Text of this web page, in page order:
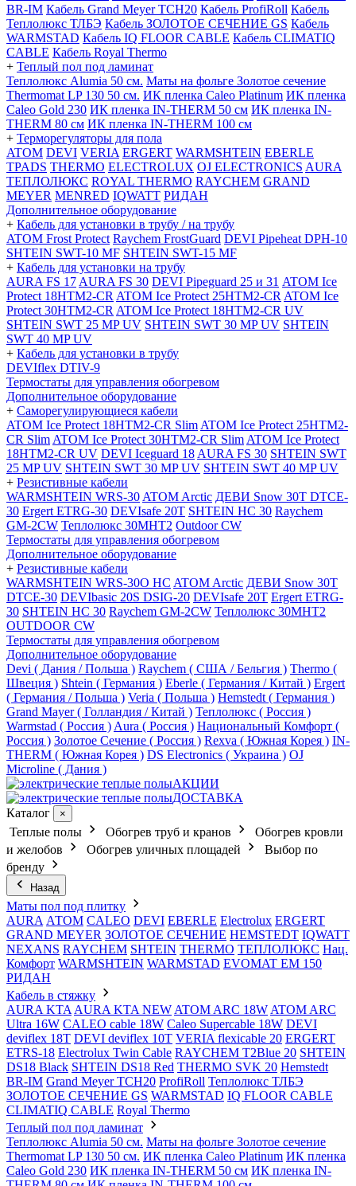
BR-IM Кабель Grand Meyer TCH20 Кабель ProfiRoll Кабель
Теплолюкс ТЛБЭ Кабель ЗОЛОТОЕ СЕЧЕНИЕ GS Кабель
WARMSTAD Кабель IQ FLOOR CABLE Кабель CLIMATIQ
CABLE Кабель Royal Thermo
+ Теплый пол под ламинат
Теплолюкс Alumia 50 см. Маты на фольге Золотое сечение
Thermomat LP 130 50 cм. ИК пленка Caleo Platinum ИК пленка
Caleo Gold 230 ИК пленка IN-THERM 50 см ИК пленка IN-
THERM 80 см ИК пленка IN-THERM 100 см
+ Терморегуляторы для пола
ATOM DEVI VERIA ERGERT WARMSHTEIN EBERLE
TPADS THERMO ELECTROLUX OJ ELECTRONICS AURA
ТЕПЛОЛЮКС ROYAL THERMO RAYCHEM GRAND
MEYER MENRED IQWATT РИДАН
Дополнительное оборудование
+ Кабель для установки в трубу / на трубу
ATOM Frost Protect Raychem FrostGuard DEVI Pipeheat DPH-10
SHTEIN SWT-10 MF SHTEIN SWT-15 MF
+ Кабель для установки на трубу
AURA FS 17 AURA FS 30 DEVI Pipeguard 25 и 31 ATOM Ice
Protect 18HTM2-CR ATOM Ice Protect 25HTM2-CR ATOM Ice
Protect 30HTM2-CR ATOM Ice Protect 18HTM2-CR UV
SHTEIN SWT 25 MP UV SHTEIN SWT 30 MP UV SHTEIN
SWT 40 MP UV
+ Кабель для установки в трубу
DEVIflex DTIV-9
Термостаты для управления обогревом
Дополнительное оборудование
+ Саморегулирующиеся кабели
ATOM Ice Protect 18HTM2-CR Slim ATOM Ice Protect 25HTM2-
CR Slim ATOM Ice Protect 30HTM2-CR Slim ATOM Ice Protect
18HTM2-CR UV DEVI Iceguard 18 AURA FS 30 SHTEIN SWT
25 MP UV SHTEIN SWT 30 MP UV SHTEIN SWT 40 MP UV
+ Резистивные кабели
WARMSHTEIN WRS-30 ATOM Arctic ДЕВИ Snow 30T DTCE-
30 Ergert ETRG-30 DEVIsafe 20T SHTEIN HC 30 Raychem
GM-2CW Теплолюкс 30МНТ2 Outdoor CW
Термостаты для управления обогревом
Дополнительное оборудование
+ Резистивные кабели
WARMSHTEIN WRS-30O HC ATOM Arctic ДЕВИ Snow 30T
DTCE-30 DEVIbasic 20S DSIG-20 DEVIsafe 20T Ergert ETRG-
30 SHTEIN HC 30 Raychem GM-2CW Теплолюкс 30МНТ2
OUTDOOR CW
Термостаты для управления обогревом
Дополнительное оборудование
Devi ( Дания / Польша ) Raychem ( США / Бельгия ) Thermo (
Швеция ) Shtein ( Германия ) Eberle ( Германия / Китай ) Ergert
( Германия / Польша ) Veria ( Польша ) Hemstedt ( Германия )
Grand Mayer ( Голландия / Китай ) Теплолюкс ( Россия )
Warmstad ( Россия ) Aura ( Россия ) Национальный Комфорт (
Россия ) Золотое Сечение ( Россия ) Rexva ( Южная Корея ) IN-
THERM ( Южная Корея ) DS Electronics ( Украина ) OJ
Microline ( Дания )
АКЦИИ
ДОСТАВКА
Каталог
×
Теплые полы Обогрев труб и кранов
Обогрев кровли
и желобов
Обогрев уличных площадей
Выбор по
бренду
Назад
Маты пол под плитку
AURA АТОМ CALEO DEVI EBERLE Electrolux ERGERT
GRAND MEYER ЗОЛОТОЕ СЕЧЕНИЕ HEMSTEDT IQWATT
NEXANS RAYCHEM SHTEIN THERMO ТЕПЛОЛЮКС Нац.
Комфорт WARMSHTEIN WARMSTAD EVOMAT EM 150
РИДАН
Кабель в стяжку
AURA KTA AURA KTA NEW ATOM ARC 18W ATOM ARC
Ultra 16W CALEO cable 18W Caleo Supercable 18W DEVI
deviflex 18T DEVI deviflex 10T VERIA flexicable 20 ERGERT
ETRS-18 Electrolux Twin Cable RAYCHEM T2Blue 20 SHTEIN
DS18 Black SHTEIN DS18 Red THERMO SVK 20 Hemstedt
BR-IM Grand Meyer TCH20 ProfiRoll Теплолюкс ТЛБЭ
ЗОЛОТОЕ СЕЧЕНИЕ GS WARMSTAD IQ FLOOR CABLE
CLIMATIQ CABLE Royal Thermo
Теплый пол под ламинат
Теплолюкс Alumia 50 см. Маты на фольге Золотое сечение
Thermomat LP 130 50 cм. ИК пленка Caleo Platinum ИК пленка
Caleo Gold 230 ИК пленка IN-THERM 50 см ИК пленка IN-